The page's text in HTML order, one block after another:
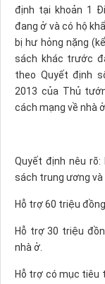
định tại khoản 1
đang ở và có hộ
bị hư hỏng nặng
sách khác trước
theo Quyết định
2013 của Thủ
cách mạng về nhà
Quyết định nêu
sách trung ương
Hỗ trợ 60 triệu
Hỗ trợ 30 triệu
nhà ở.
Hỗ trợ có mục tiêu